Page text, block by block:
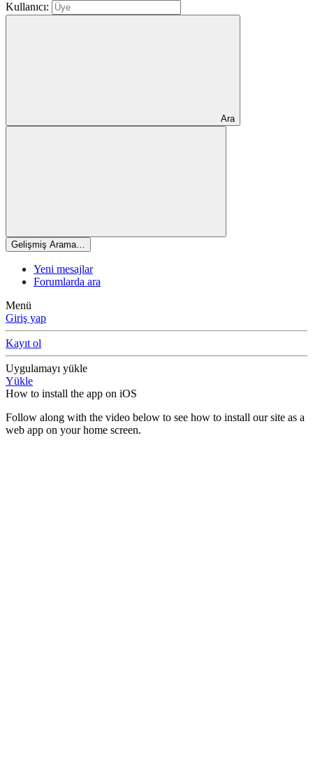
Kullanıcı:
Ara
Gelişmiş Arama…
Yeni mesajlar
Forumlarda ara
Menü
Giriş yap
Kayıt ol
Uygulamayı yükle
Yükle
How to install the app on iOS
Follow along with the video below to see how to install our site as a
web app on your home screen.